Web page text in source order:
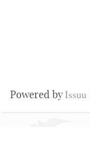
Powered byIssuu